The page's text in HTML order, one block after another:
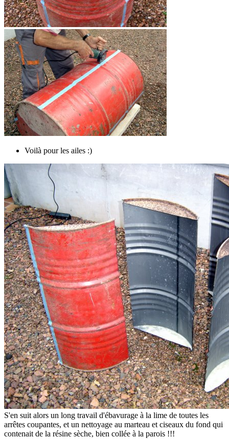
Voilà pour les ailes :)
S'en suit alors un long travail d'ébavurage à la lime de toutes les
arrêtes coupantes, et un nettoyage au marteau et ciseaux du fond qui
contenait de la résine sèche, bien collée à la parois !!!